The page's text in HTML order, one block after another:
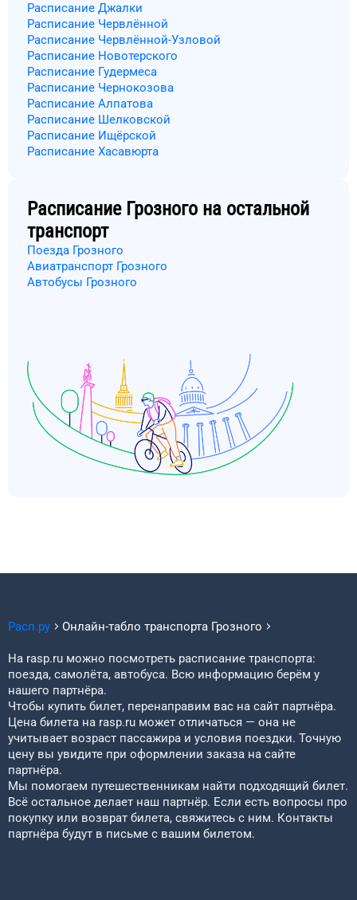
Расписание Джалки
Расписание Червлённой
Расписание Червлённой-Узловой
Расписание Новотерского
Расписание Гудермеса
Расписание Чернокозова
Расписание Алпатова
Расписание Шелковской
Расписание Ищёрской
Расписание Хасавюрта
Расписание Грозного на остальной
транспорт
Поезда Грозного
Авиатранспорт Грозного
Автобусы Грозного
Расп.ру Онлайн-табло транспорта Грозного
На rasp.ru можно посмотреть расписание транспорта:
поезда, самолёта, автобуса. Всю информацию берём у
нашего партнёра.
Чтобы купить билет, перенаправим вас на сайт партнёра.
Цена билета на rasp.ru может отличаться — она не
учитывает возраст пассажира и условия поездки. Точную
цену вы увидите при оформлении заказа на сайте
партнёра.
Мы помогаем путешественникам найти подходящий билет.
Всё остальное делает наш партнёр. Если есть вопросы про
покупку или возврат билета, свяжитесь с ним. Контакты
партнёра будут в письме с вашим билетом.